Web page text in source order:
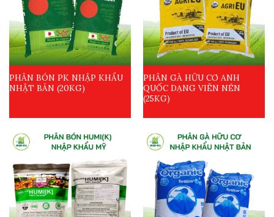
PHÂN BÓN PK NHẬP KHẨU
NHẬT BẢN (20KG)
PHÂN GÀ HỮU CƠ ANH
QUỐC DẠNG VIÊN NÉN
(25KG)